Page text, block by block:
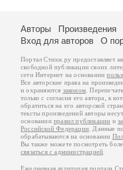
Авторы Произведения
Вход для авторов
О
Портал Стихи.ру предоставляет
свободной публикации своих
сети Интернет на основании
Все авторские права на
и охраняются законом.
только с согласия его автора, к
обратиться на его авторской
тексты произведений авторы
основанииправил публикации и
Российской Федерации. Данные
обрабатываются на основании
Вы также можете посмотреть
связаться с администрацией.